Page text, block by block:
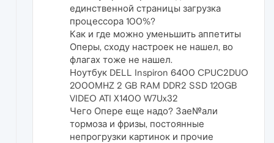
единственной страницы загрузка
процессора 100%?
Как и где можно уменьшить аппетиты
Оперы, сходу настроек не нашел, во
флагах тоже не нашел.
Ноутбук DELL Inspiron 6400 CPUC2DUO
2000MHZ 2 GB RAM DDR2 SSD 120GB
VIDEO ATI X1400 W7Ux32
Чего Опере еще надо? Зае№али
тормоза и фризы, постоянные
непрогрузки картинок и прочие